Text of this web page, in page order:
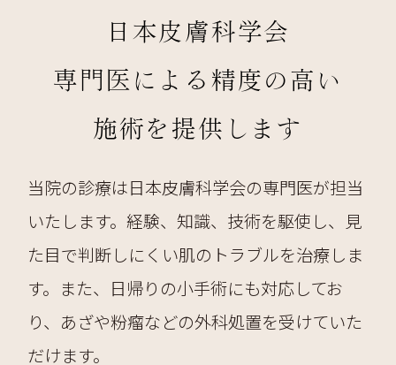
日本皮膚科学会
専門医による 精度の高い
施術を提供します
当院の診療は日本皮膚科学会の専門医が担当
いたします。経験、知識、技術を駆使し、見
た目で判断しにくい肌のトラブルを治療しま
す。また、日帰りの小手術にも対応してお
り、あざや粉瘤などの外科処置を受けていた
だけます。